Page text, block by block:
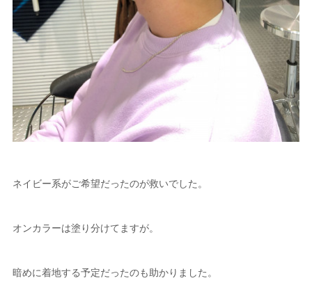
ネイビー系がご希望だったのが救いでした。
オンカラーは塗り分けてますが。
暗めに着地する予定だったのも助かりました。